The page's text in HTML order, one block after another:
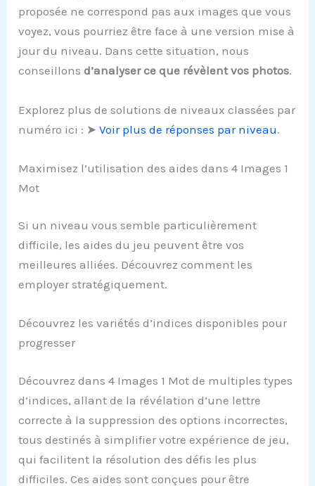
proposée ne correspond pas aux images que vous
voyez, vous pourriez être face à une version mise à
jour du niveau. Dans cette situation, nous
conseillonsd’analyser ce que révèlent vos photos.
Explorez plus de solutions de niveaux classées par
numéro ici : ➤Voir plus de réponses par niveau.
Maximisez l’utilisation des aides dans 4 Images 1
Mot
Si un niveau vous semble particulièrement
difficile, les aides du jeu peuvent être vos
meilleures alliées. Découvrez comment les
employer stratégiquement.
Découvrez les variétés d’indices disponibles pour
progresser
Découvrez dans 4 Images 1 Mot de multiples types
d’indices, allant de la révélation d’une lettre
correcte à la suppression des options incorrectes,
tous destinés à simplifier votre expérience de jeu,
qui facilitent la résolution des défis les plus
difficiles. Ces aides sont conçues pour être